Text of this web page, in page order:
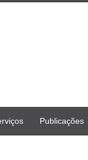
Publicações